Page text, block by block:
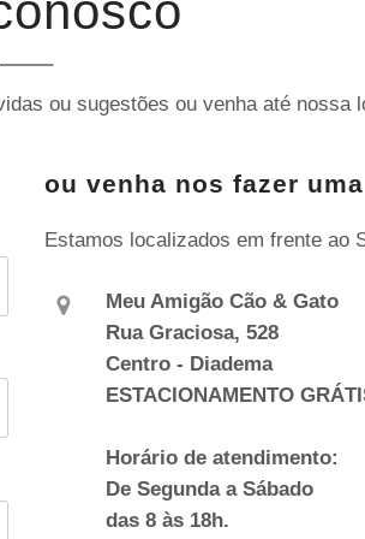
ou sugestões ou venha até nossa
ou venha nos fazer
Estamos localizados em frente ao
Meu Amigão Cão & Gato
Rua Graciosa, 528
Centro - Diadema
ESTACIONAMENTO
Horário de atendimento:
De Segunda a Sábado
das 8 às 18h.